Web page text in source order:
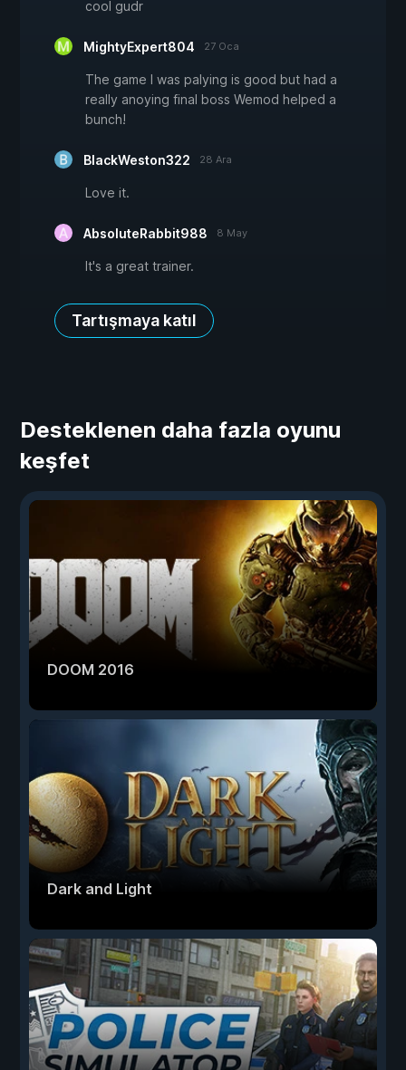
cool gudr
MightyExpert804 27 Oca
The game I was palying is good but had a
really anoying final boss Wemod helped a
bunch!
BlackWeston322 28 Ara
Love it.
AbsoluteRabbit988 8 May
It's a great trainer.
Tartışmaya katıl
Desteklenen daha fazla oyunu
keşfet
DOOM 2016
Dark and Light